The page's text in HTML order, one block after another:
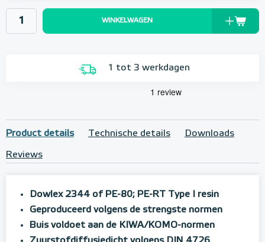
WINKELWAGEN
1 tot 3 werkdagen
Product details Technische details Downloads
Reviews
Dowlex 2344 of PE-80; PE-RT Type I resin
Geproduceerd volgens de strengste normen
Buis voldoet aan de KIWA/KOMO-normen